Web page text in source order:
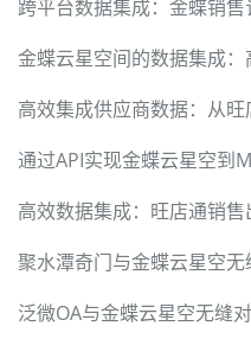
金蝶云星空间的数据集成
高效集成供应商数据：从
通过API实现金蝶云星空到
聚水潭奇门与金蝶云星空
泛微OA与金蝶云星空无缝